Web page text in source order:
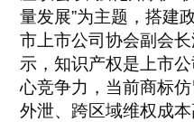
量发展”为主题，搭建
市上市公司协会副会
示，知识产权是上市
心竞争力，当前商标
外泄、跨区域维权成